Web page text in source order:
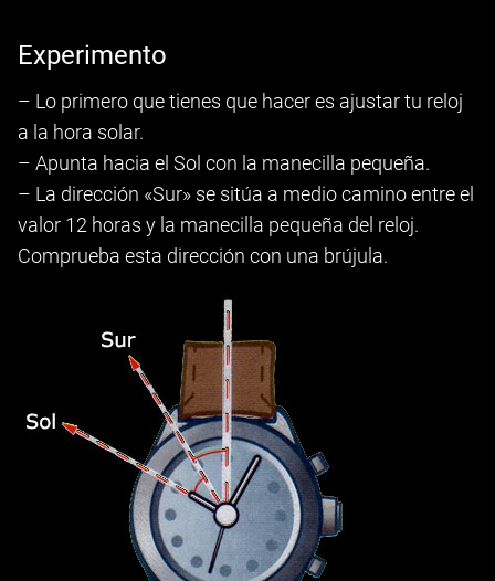
Experimento
– Lo primero que tienes que hacer es ajustar tu reloj
a la hora solar.
– Apunta hacia el Sol con la manecilla pequeña.
– La dirección «Sur» se sitúa a medio camino entre el
valor 12 horas y la manecilla pequeña del reloj.
Comprueba esta dirección con una brújula.